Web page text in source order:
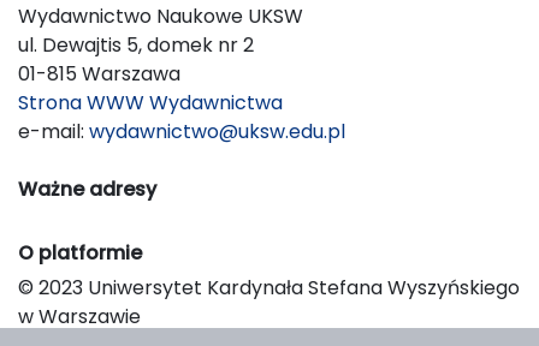
Wydawnictwo Naukowe UKSW
ul. Dewajtis 5, domek nr 2
01-815 Warszawa
Strona WWW Wydawnictwa
e-mail: wydawnictwo@uksw.edu.pl
Ważne adresy
O platformie
© 2023 Uniwersytet Kardynała Stefana Wyszyńskiego
w Warszawie